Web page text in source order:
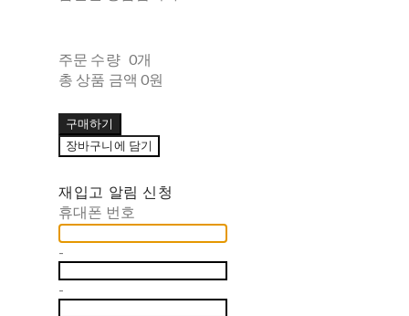
주문 수량 0개
총 상품 금액 0원
구매하기
장바구니에 담기
재입고 알림 신청
휴대폰 번호
-
-